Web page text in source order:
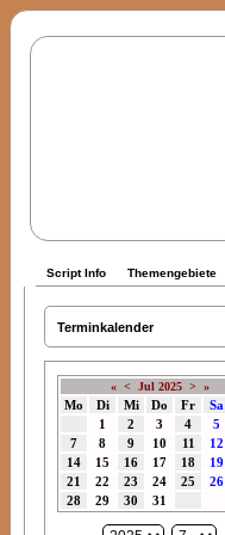
Script Info Themengebiete
Terminkalender
« < Jul 2025 > »
Mo Di Mi Do Fr Sa
1
2 3 4 5
7
8 9 10 11 12
14
15 16 17 18 19
21
22 23 24 25 26
28
29 30 31